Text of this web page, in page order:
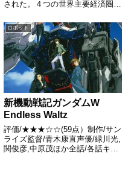
された。４つの世界主要経済圏に
本人は隷属国の人間として虐げら
れる日々を送っていた引用-
Wikipedia
ロボット
新機動戦記ガンダムW
Endless Waltz
評価/★★★☆☆(59点）制作/サン
ライズ監督/青木康直声優/緑川光,
関俊彦,中原茂ほか全話/各話キャ